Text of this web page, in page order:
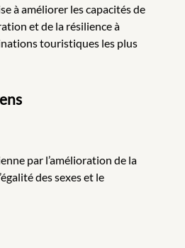
à améliorer les capacités de
et de la résilience à
touristiques les plus
par l’amélioration de la
des sexes et le